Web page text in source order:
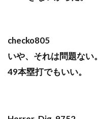
checko805
いや、それは問題ない。
49本塁打でもいい。